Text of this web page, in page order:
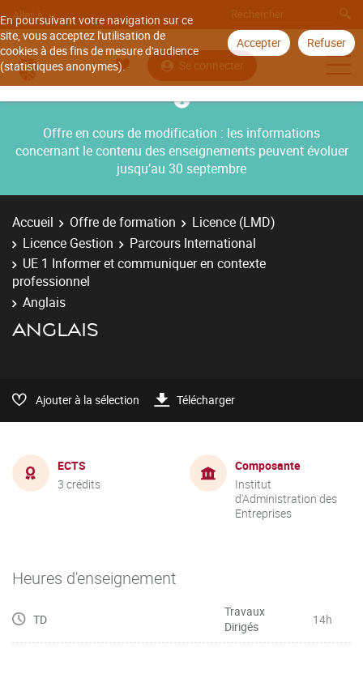
En poursuivant votre navigation sur ce
site, vous acceptez l'utilisation de
cookies à des fins de mesure d'audience
(statistiques anonymes).
Accepter Refuser
Aller à
Se connecter
Offre en cours de modification : les informations
concernant le contenu des enseignements peuvent évoluer
jusqu’au 30 septembre
Accueil Offre de formation
Licence (LMD)
Licence Gestion
Parcours International
UE 1 Informer et communiquer en contexte
professionnel
Anglais
ANGLAIS
Ajouter à la sélection Télécharger
ECTS
3 crédits
Composante
Institut
d'Administration des
Entreprises
Heures d'enseignement
TD
Travaux
Dirigés
14h